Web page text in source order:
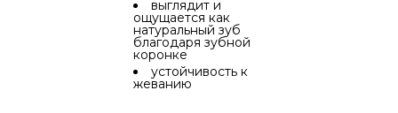
выглядит и
ощущается как
натуральный зуб
благодаря зубной
коронке
устойчивость к
жеванию